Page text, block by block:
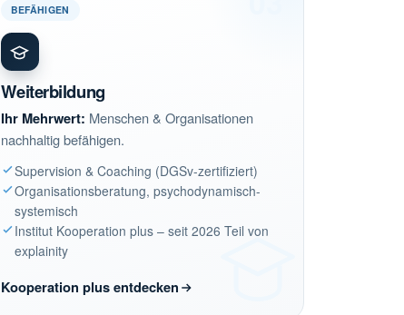
BEFÄHIGEN
Weiterbildung
Ihr Mehrwert: Menschen & Organisationen
nachhaltig befähigen.
Supervision & Coaching (DGSv-zertifiziert)
Organisationsberatung, psychodynamisch-
systemisch
Institut Kooperation plus – seit 2026 Teil von
explainity
Kooperation plus entdecken